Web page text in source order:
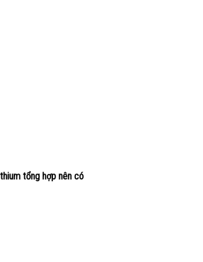
tổng hợp nên có